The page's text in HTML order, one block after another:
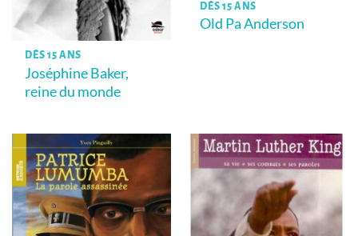
DÈS 15 ANS
Joséphine Baker,
reine du monde
DÈS 15 ANS
Old Pa Anderson